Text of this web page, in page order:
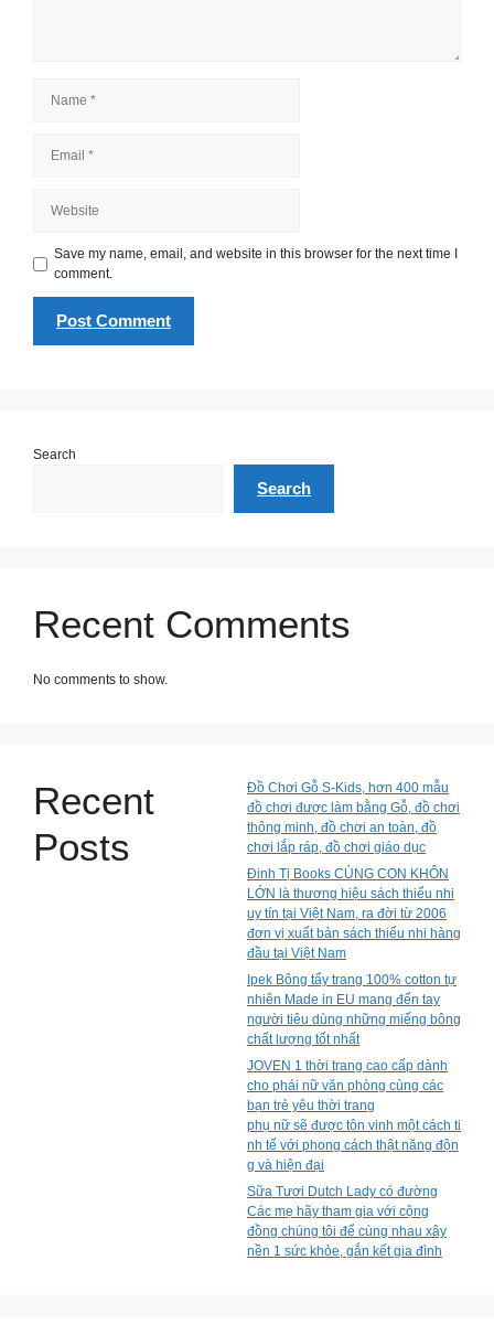
Save my name, email, and website in this browser for the next time I
comment.
Search
Search
Recent Comments
No comments to show.
Recent
Posts
Đồ Chơi Gỗ S-Kids, hơn 400 mẫu
đồ chơi được làm bằng Gỗ, đồ chơi
thông minh, đồ chơi an toàn, đồ
chơi lắp ráp, đồ chơi giáo dục
Đinh Tị Books CÙNG CON KHÔN
LỚN là thương hiệu sách thiếu nhi
uy tín tại Việt Nam, ra đời từ 2006
đơn vị xuất bản sách thiếu nhi hàng
đầu tại Việt Nam
Ipek Bông tẩy trang 100% cotton tự
nhiên Made in EU mang đến tay
người tiêu dùng những miếng bông
chất lượng tốt nhất
JOVEN 1 thời trang cao cấp dành
cho phái nữ văn phòng cùng các
bạn trẻ yêu thời trang
phụ nữ sẽ được tôn vinh một cách ti
nh tế với phong cách thật năng độn
g và hiện đại
Sữa Tươi Dutch Lady có đường
Các mẹ hãy tham gia với cộng
đồng chúng tôi để cùng nhau xây
nền 1 sức khỏe, gắn kết gia đình